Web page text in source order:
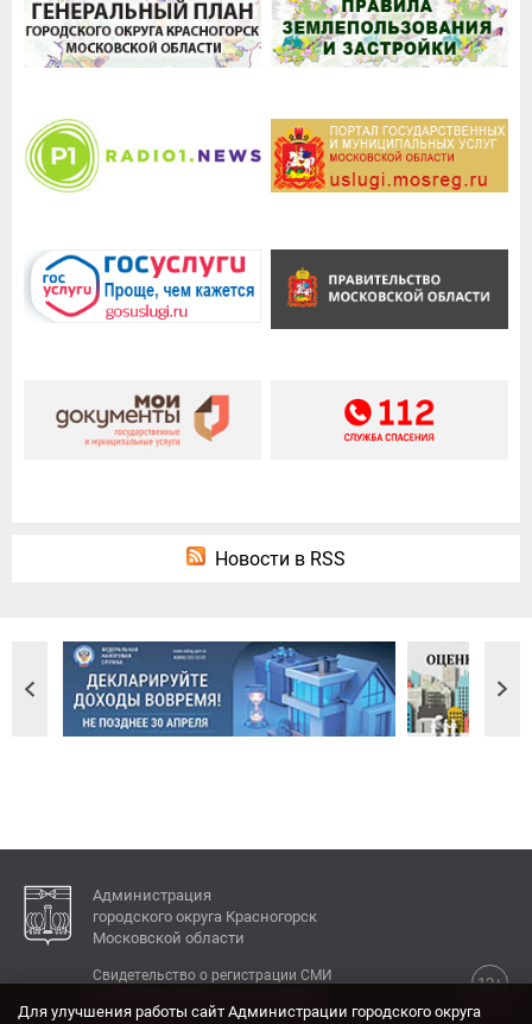
Новости в RSS
Администрация
городского округа Красногорск
Московской области
12+
Свидетельство о регистрации СМИ
Для улучшения работы сайт Администрации городского округа